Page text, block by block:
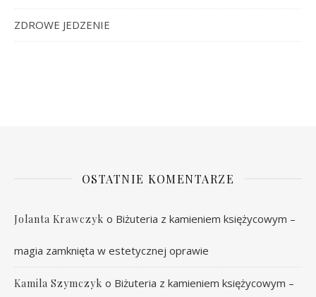
ZDROWE JEDZENIE
OSTATNIE KOMENTARZE
Jolanta Krawczyk o Biżuteria z kamieniem księżycowym –
magia zamknięta w estetycznej oprawie
Kamila Szymczyk o Biżuteria z kamieniem księżycowym –